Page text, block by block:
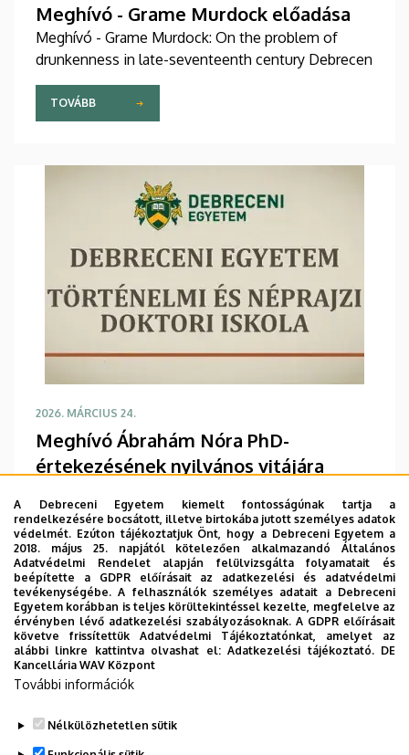
Meghívó - Grame Murdock előadása
Meghívó - Grame Murdock: On the problem of
drunkenness in late-seventeenth century Debrecen
TOVÁBB
2026. MÁRCIUS 24.
Meghívó Ábrahám Nóra PhD-
értekezésének nyilvános vitájára
nyilvános vitájára
TOVÁBB
Oldalszámozás
Jelenlegi
1
Oldal
2
Oldal Oldal
A Debreceni Egyetem kiemelt fontosságúnak tartja a
rendelkezésére bocsátott, illetve birtokába jutott személyes adatok
védelmét. Ezúton tájékoztatjuk Önt, hogy a Debreceni Egyetem a
2018. május 25. napjától kötelezően alkalmazandó Általános
Adatvédelmi Rendelet alapján felülvizsgálta folyamatait és
beépítette a GDPR előírásait az adatkezelési és adatvédelmi
tevékenységébe. A felhasználók személyes adatait a Debreceni
Egyetem korábban is teljes körültekintéssel kezelte, megfelelve az
érvényben lévő adatkezelési szabályozásoknak. A GDPR előírásait
követve frissítettük Adatvédelmi Tájékoztatónkat, amelyet az
alábbi linkre kattintva olvashat el:Adatkezelési tájékoztató. DE
Kancellária WAV Központ
További információk
Nélkülözhetetlen sütik